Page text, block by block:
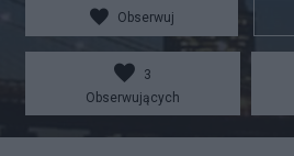
Obserwuj
3
Obserwujących